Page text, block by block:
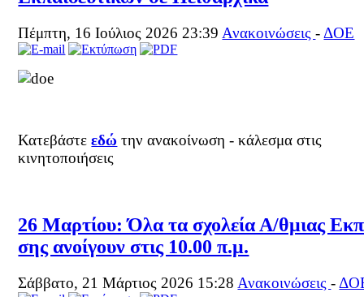
Πέμπτη, 16 Ιούλιος 2026 23:39 Ανακοινώσεις- ΔΟΕ
Κατεβάστεεδώ την ανακοίνωση - κάλεσμα στις
κινητοποιήσεις
26 Μαρτίου: Όλα τα σχολεία Α/θμιας
σης ανοίγουν στις 10.00 π.μ.
Σάββατο, 21 Μάρτιος 2026 15:28 Ανακοινώσεις-